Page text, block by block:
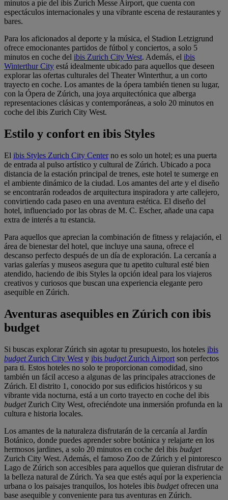
minutos a pie del ibis Zurich Messe Airport, que cuenta con
espectáculos internacionales y una vibrante escena de restaurantes y
bares.
Para los aficionados al deporte y la música, el Stadion Letzigrund
ofrece emocionantes partidos de fútbol y conciertos, a solo 5
minutos en coche del ibis Zurich City West. Además, el ibis
Winterthur City está idealmente ubicado para aquellos que deseen
explorar las ofertas culturales del Theater Winterthur, a un corto
trayecto en coche. Los amantes de la ópera también tienen su lugar,
con la Ópera de Zúrich, una joya arquitectónica que alberga
representaciones clásicas y contemporáneas, a solo 20 minutos en
coche del ibis Zurich City West.
Estilo y confort en ibis Styles
El ibis Styles Zurich City Centerno es solo un hotel; es una puerta
de entrada al pulso artístico y cultural de Zúrich. Ubicado a poca
distancia de la estación principal de trenes, este hotel te sumerge en
el ambiente dinámico de la ciudad. Los amantes del arte y el diseño
se encontrarán rodeados de arquitectura inspiradora y arte callejero,
convirtiendo cada paseo en una aventura estética. El diseño del
hotel, influenciado por las obras de M. C. Escher, añade una capa
extra de interés a tu estancia.
Para aquellos que aprecian la combinación de fitness y relajación, el
área de bienestar del hotel, que incluye una sauna, ofrece el
descanso perfecto después de un día de exploración. La cercanía a
varias galerías y museos asegura que tu apetito cultural esté bien
atendido, haciendo de ibis Styles la opción ideal para los viajeros
creativos y curiosos que buscan una experiencia elegante pero
asequible en Zúrich.
Aventuras asequibles en Zúrich con ibis
budget
Si buscas explorar Zúrich sin agotar tu presupuesto, los hoteles ibis
budgetZurich City West y ibis budgetZurich Airport son perfectos
para ti. Estos hoteles no solo te proporcionan comodidad, sino
también un fácil acceso a algunas de las principales atracciones de
Zúrich. El distrito 1, conocido por sus edificios históricos y su
vibrante vida nocturna, está a un corto trayecto en coche del ibis
budgetZurich City West, ofreciéndote una inmersión profunda en la
cultura e historia locales.
Los amantes de la naturaleza disfrutarán de la cercanía al Jardín
Botánico, donde puedes aprender sobre botánica y relajarte en los
hermosos jardines, a solo 20 minutos en coche del ibis budget
Zurich City West. Además, el famoso Zoo de Zúrich y el pintoresco
Lago de Zúrich son accesibles para aquellos que quieran disfrutar de
la belleza natural de Zúrich. Ya sea que estés aquí por la experiencia
urbana o los paisajes tranquilos, los hoteles ibis budgetofrecen una
base asequible y conveniente para tus aventuras en Zúrich.